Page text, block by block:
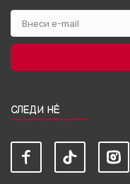
СЛЕДИ НЀ